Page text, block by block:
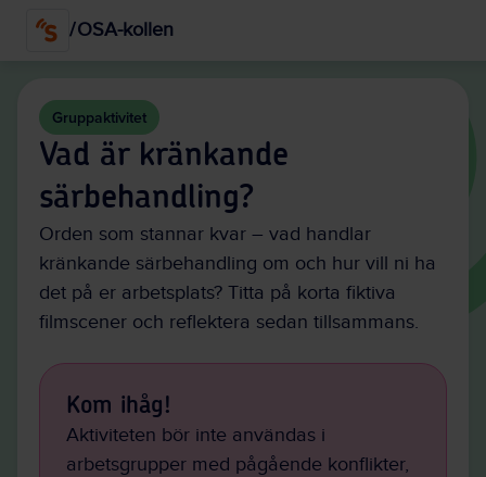
/OSA-kollen
Gruppaktivitet
Vad är kränkande
särbehandling?
Orden som stannar kvar – vad handlar
kränkande särbehandling om och hur vill ni ha
det på er arbetsplats? Titta på korta fiktiva
filmscener och reflektera sedan tillsammans.
Kom ihåg!
Aktiviteten bör inte användas i
arbetsgrupper med pågående konflikter,